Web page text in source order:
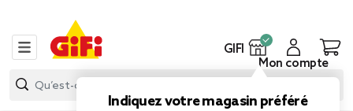
GIFI
Indiquez votre magasin préféré
Mon compte